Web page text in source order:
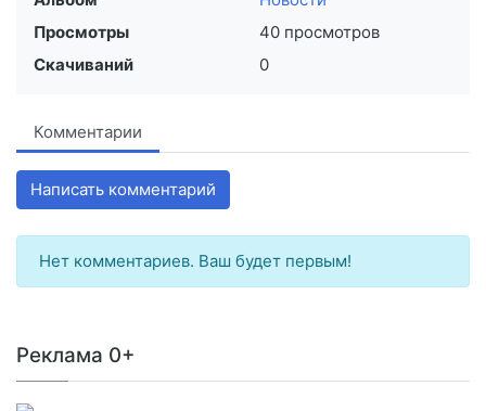
Просмотры
40 просмотров
Скачиваний
0
Комментарии
Написать комментарий
Нет комментариев. Ваш будет первым!
Реклама 0+